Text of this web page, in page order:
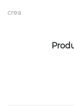
crea